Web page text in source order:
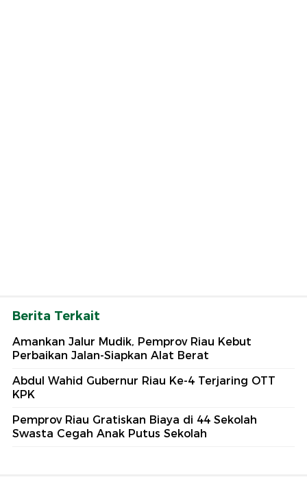
Berita Terkait
Amankan Jalur Mudik, Pemprov Riau Kebut
Perbaikan Jalan-Siapkan Alat Berat
Abdul Wahid Gubernur Riau Ke-4 Terjaring OTT
KPK
Pemprov Riau Gratiskan Biaya di 44 Sekolah
Swasta Cegah Anak Putus Sekolah